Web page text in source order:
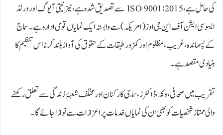
کی حامل ہے، ISO 9001:2015 سے تصدیق شدہ ہے، نیز نیتی آیوگ اور ورلڈ
ایسوسی ایشن آف این جی اوز (امریکہ) سے وابستہ ایک نمایاں قومی ادارہ ہے۔ سماج
کے پسماندہ، غریب، مظلوم اور کمزور طبقات کے حقوق کی آواز بلند کرنا اس تنظیم کا
بنیادی مقصد ہے۔
تقریب میں صحافی، وکلا، ڈاکٹرز، سماجی کارکنان اور مختلف شعبۂ زندگی سے تعلق رکھنے
والی ممتاز شخصیات کو بھی ان کی نمایاں خدمات پر اعزازات سے نوازا جائے گا۔